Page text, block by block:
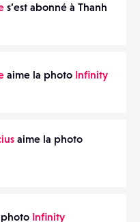
s’est abonné à Thanh
aime la photo Infinity
aime la photo
Infinity